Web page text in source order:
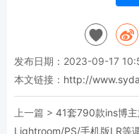
发布日期：2023-09-17
本文链接： http://
上一篇 > 41套790款ins博
Lightroom/PS/手机版LR等